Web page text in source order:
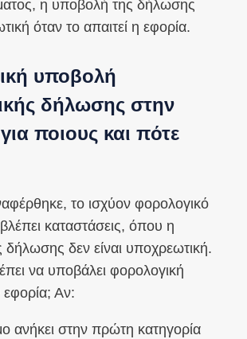
η υποβολή της δήλωσης
όταν το απαιτεί η εφορία.
υποβολή
δήλωσης στην
ποιους και πότε
το ισχύον φορολογικό
καταστάσεις, όπου η
δήλωσης δεν είναι υποχρεωτική.
να υποβάλει φορολογική
Αν:
ανήκει στην πρώτη κατηγορία